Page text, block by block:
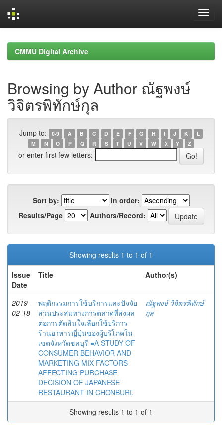
navigationCMMU Digital Archive
Browsing by Author ณัฐพงษ์
วิจิตรพิทักษ์กุล
Jump to: 0-9 A B C D E F G H I J K
L
M
N O P Q R S T U V W X Y Z
or enter first few letters:
Sort by:
In order:
Results/Page
Authors/Record:
Showing results 1 to 1 of 1
Issue
Date
Title Author(s)
2019-
02-18
พฤติกรรมการใช้บริการและปัจจัย
ส่วนประสมทางการตลาดที่ส่งผล
ต่อการตัดสินใจเลือกใช้บริการ
ร้านอาหารญี่ปุ่นของผู้บริโภคใน
เขตจังหวัดชลบุรี =A STUDY OF
CONSUMER BEHAVIOR AND
MARKETING MIX FACTORS
AFFECTING PURCHASE
DECISION OF JAPANESE
RESTAURANT IN CHONBURI.
ณัฐพงษ์ วิจิตรพิทักษ์
กุล
Showing results 1 to 1 of 1